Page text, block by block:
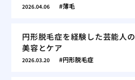
2026.04.06 薄毛
円形脱毛症を経験した芸能人の
美容とケア
2026.03.20 円形脱毛症